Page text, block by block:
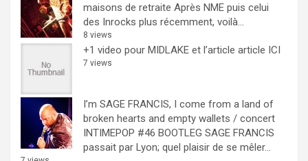
maisons de retraite Après NME puis celui
des Inrocks plus récemment, voilà...
8 views
+1 video pour MIDLAKE et l’article article ICI
7 views
I’m SAGE FRANCIS, I come from a land of
broken hearts and empty wallets / concert
INTIMEPOP #46 BOOTLEG SAGE FRANCIS
passait par Lyon; quel plaisir de se mêler...